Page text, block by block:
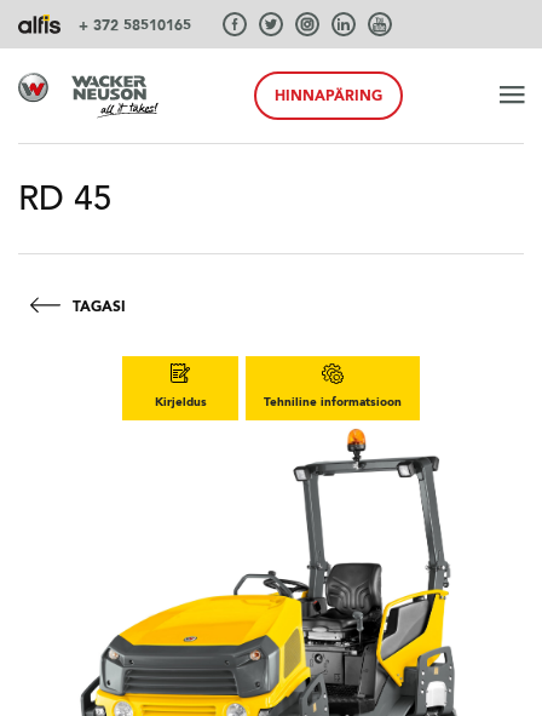
+ 372 58510165
TOOTED
SÜSTEEMID
AKSESSUAARID
KASUTATUD TEHNIKA
KARJÄÄR
HINNAPÄRING
RD 45
TAGASI
Kirjeldus Tehniline informatsioon